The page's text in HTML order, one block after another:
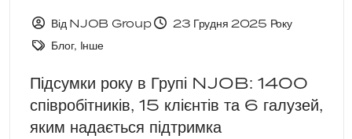
Від NJOB Group
23 Грудня 2025 Року
Блог, Інше
Підсумки року в Групі NJOB: 1400
співробітників, 15 клієнтів та 6 галузей,
яким надається підтримка